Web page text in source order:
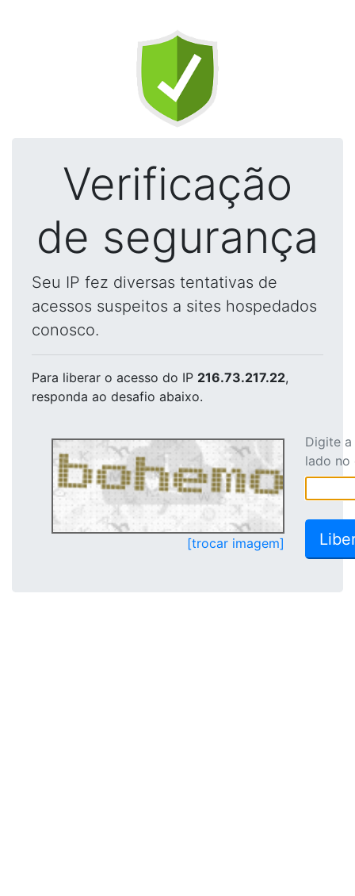
Verificação
de segurança
Seu IP fez diversas tentativas de
acessos suspeitos a sites hospedados
conosco.
Para liberar o acesso do IP 216.73.217.22,
responda ao desafio abaixo.
[trocar imagem]
Digite
lado no